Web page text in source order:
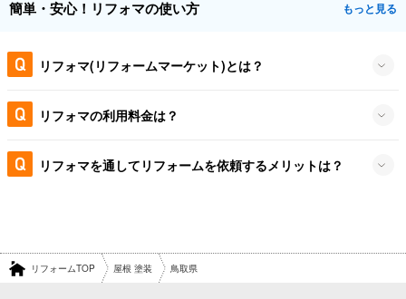
簡単・安心！リフォマの使い方 もっと見る
リフォマ(リフォームマーケット)とは？
リフォマの利用料金は？
リフォマを通してリフォームを依頼するメリットは？
リフォームTOP 屋根 塗装 鳥取県